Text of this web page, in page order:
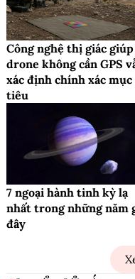
Công nghệ thị giác giúp
drone không cần GPS
xác định chính xác mục
tiêu
7 ngoại hành tinh kỳ lạ
nhất trong những năm
đây